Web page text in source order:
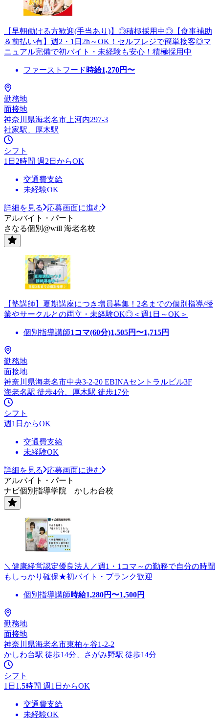
【早朝働ける方歓迎(手当あり)】◎積極採用中◎【食事補助
＆前払い有】週2・1日2h～OK！セルフレジで簡単接客◎マ
ニュアル完備で初バイト・未経験も安心！積極採用中
ファーストフード 時給1,270円〜
勤務地
面接地
神奈川県海老名市上河内297-3
社家駅、厚木駅
シフト
1日2時間 週2日からOK
交通費支給
未経験OK
詳細を見る
応募画面に進む
アルバイト・パート
さなる個別@will 海老名校
【塾講師】夏期講座につき増員募集！2名までの個別指導/授
業やサークルとの両立・未経験OK◎＜週1日～OK＞
個別指導講師1コマ(60分)1,505円〜1,715円
勤務地
面接地
神奈川県海老名市中央3-2-20 EBINAセントラルビル3F
海老名駅 徒歩4分、厚木駅 徒歩17分
シフト
週1日からOK
交通費支給
未経験OK
詳細を見る
応募画面に進む
アルバイト・パート
ナビ個別指導学院 かしわ台校
＼健康経営認定優良法人／週1・1コマ～の勤務で自分の時間
もしっかり確保★初バイト・ブランク歓迎
個別指導講師時給1,280円〜1,500円
勤務地
面接地
神奈川県海老名市東柏ヶ谷1-2-2
かしわ台駅 徒歩14分、さがみ野駅 徒歩14分
シフト
1日1.5時間 週1日からOK
交通費支給
未経験OK